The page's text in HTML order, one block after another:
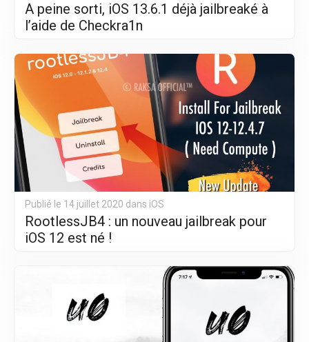
A peine sorti, iOS 13.6.1 déjà jailbreaké à
l’aide de Checkra1n
RootlessJB4 : un nouveau jailbreak pour
iOS 12 est né !
Publié le 14 juillet 2020 dans iOS